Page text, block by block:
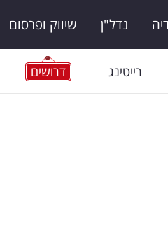
נדל"ן שיווק ופרסום
רייטינג דרושים